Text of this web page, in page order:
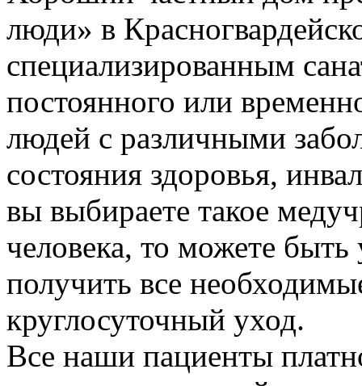
люди» в
специализированным
постоянного или
людей с различными
состояния здоровья,
вы выбираете такое
человека, то можете
получить все
круглосуточный уход.
Все наши пациенты